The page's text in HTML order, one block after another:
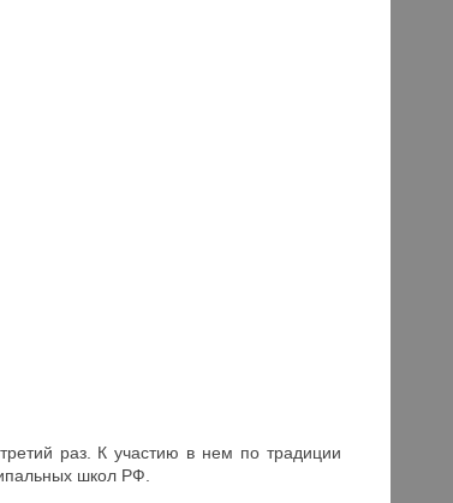
раз. К участию в нем по традиции
школ РФ.